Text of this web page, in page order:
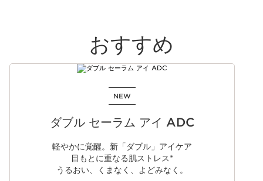
おすすめ
NEW
ダブル セーラム アイ ADC
軽やかに覚醒。新「ダブル」アイケア​​
目もとに重なる肌ストレス*​​
うるおい、くまなく、よどみなく。​